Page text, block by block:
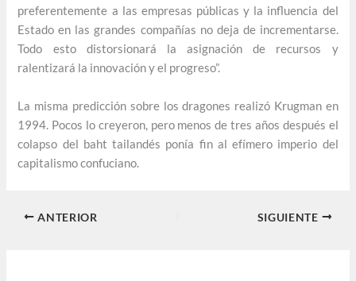
preferentemente a las empresas públicas y la influencia del
Estado en las grandes compañías no deja de incrementarse.
Todo esto distorsionará la asignación de recursos y
ralentizará la innovación y el progreso”.
La misma predicción sobre los dragones realizó Krugman en
1994. Pocos lo creyeron, pero menos de tres años después el
colapso del baht tailandés ponía fin al efímero imperio del
capitalismo confuciano.
ANTERIOR SIGUIENTE